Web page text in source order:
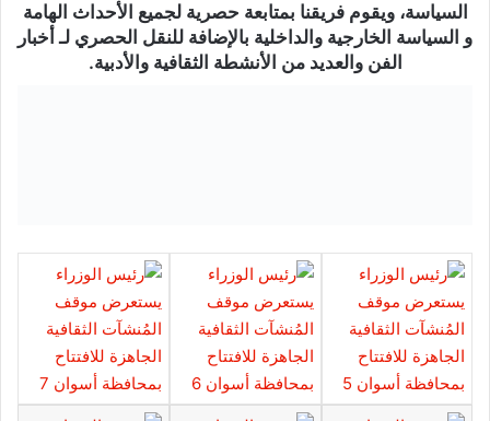
السياسة، ويقوم فريقنا بمتابعة حصرية لجميع الأحداث الهامة
و السياسة الخارجية والداخلية بالإضافة للنقل الحصري لـ أخبار
الفن والعديد من الأنشطة الثقافية والأدبية.